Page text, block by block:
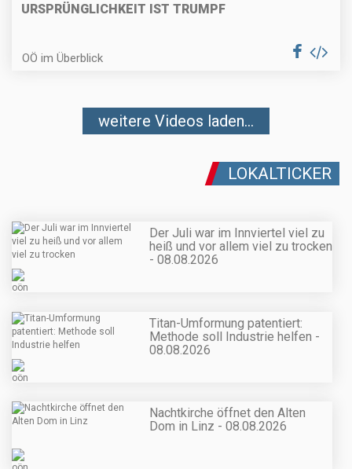
URSPRÜNGLICHKEIT IST TRUMPF
OÖ im Überblick
weitere Videos laden...
LOKALTICKER
Der Juli war im Innviertel viel zu
heiß und vor allem viel zu trocken
- 08.08.2026
Titan-Umformung patentiert:
Methode soll Industrie helfen -
08.08.2026
Nachtkirche öffnet den Alten
Dom in Linz - 08.08.2026